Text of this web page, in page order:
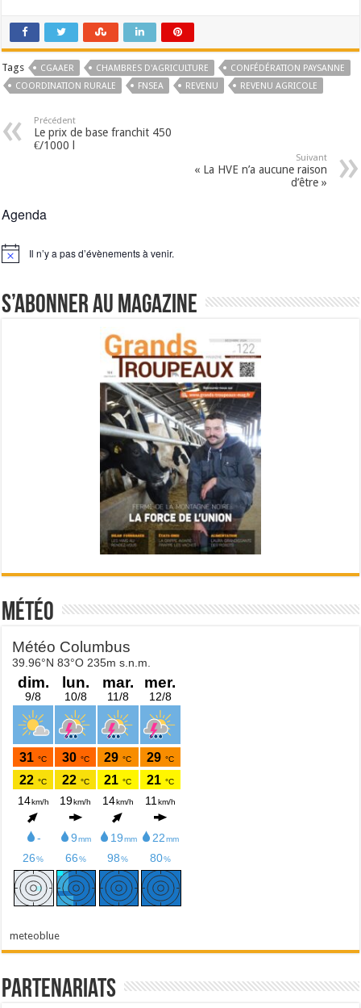
Tags CGAAER CHAMBRES D'AGRICULTURE
CONFÉDÉRATION PAYSANNE
COORDINATION RURALE
FNSEA REVENU REVENU AGRICOLE
Précédent
Le prix de base franchit 450
€/1000 l
Suivant
« La HVE n’a aucune raison
d’être »
Agenda
Notice Il n’y a pas d’évènements à venir.
S’abonner au magazine
Météo
meteoblue
Partenariats